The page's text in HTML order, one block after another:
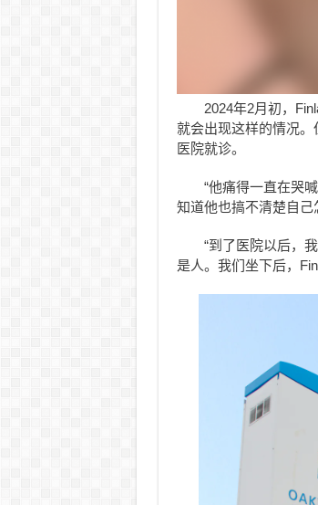
2024年2月初，
就会出现这样的情况。
医院就诊。
“他痛得一直在哭
知道他也搞不清楚自己
“到了医院以后，
是人。我们坐下后，